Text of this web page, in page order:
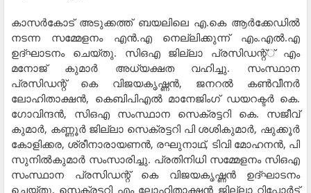
കാസര്‍കോട് അടുക്കത്ത് ബയലിലെ എ.കെ ആര്‍ക്കേഡില്‍
നടന്ന സമ്മേളനം എന്‍.എ നെല്ലിക്കുന്ന് എം.എല്‍.എ
ഉദ്ഘാടനം ചെയ്തു. സിഒഎ ജില്ലാ പ്രസിഡന്റ്് എം
മനോജ് കുമാര്‍ അധ്യക്ഷത വഹിച്ചു. സംസ്ഥാന
പ്രസിഡന്റ് കെ വിജയകൃഷ്ണന്‍, ജനറല്‍ കണ്‍വീനര്‍
ലോഹിതാക്ഷന്‍, കെബിപിഎല്‍ മാനേജിംഗ് ഡയറക്ടര്‍ കെ.
ഗോവിന്ദന്‍, സിഒഎ സംസ്ഥാന സെക്രട്ടറി കെ. സജീവ്
കുമാര്‍, കണ്ണൂര്‍ ജില്ലാ സെക്രട്ടറി പി ശശികുമാര്‍, ഷുക്കൂര്‍
കോളിക്കര, ശ്രീനാരായണന്‍, രഘുനാഥ്, ടിവി മോഹനന്‍, പി
സുനില്‍കുമാര്‍ സംസാരിച്ചു. പ്രതിനിധി സമ്മേളനം സിഒഎ
സംസ്ഥാന പ്രസിഡന്റ് കെ വിജയകൃഷ്ണന്‍ ഉദ്ഘാടനം
ചെയ്തു. സെക്രട്ടറി എം ലോഹിതാക്ഷന്‍ ജില്ലാ റിപ്പോര്‍ട്ട്